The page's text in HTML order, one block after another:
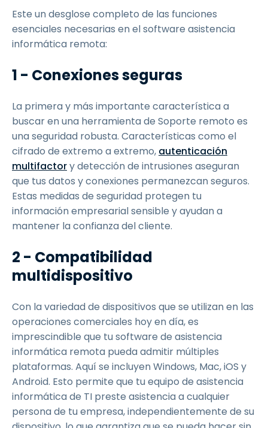
Este un desglose completo de las funciones
esenciales necesarias en el software asistencia
informática remota:
1 - Conexiones seguras
La primera y más importante característica a
buscar en una herramienta de Soporte remoto es
una seguridad robusta. Características como el
cifrado de extremo a extremo, autenticación
multifactory detección de intrusiones aseguran
que tus datos y conexiones permanezcan seguros.
Estas medidas de seguridad protegen tu
información empresarial sensible y ayudan a
mantener la confianza del cliente.
2 - Compatibilidad
multidispositivo
Con la variedad de dispositivos que se utilizan en las
operaciones comerciales hoy en día, es
imprescindible que tu software de asistencia
informática remota pueda admitir múltiples
plataformas. Aquí se incluyen Windows, Mac, iOS y
Android. Esto permite que tu equipo de asistencia
informática de TI preste asistencia a cualquier
persona de tu empresa, independientemente de su